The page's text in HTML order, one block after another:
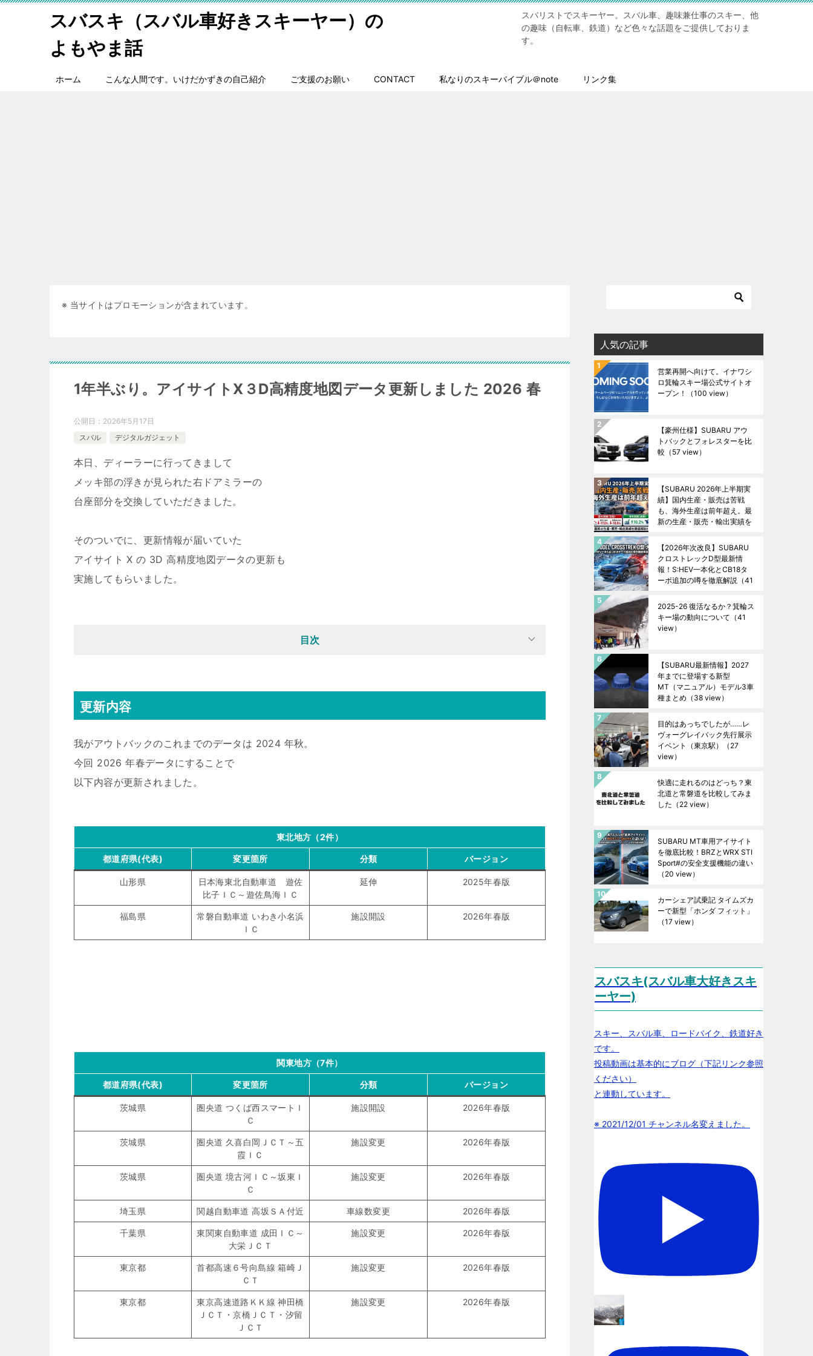
スバスキ（スバル車好きスキーヤー）の
よもやま話
スバリストでスキーヤー。スバル車、趣味兼仕事のスキー、他
の趣味（自転車、鉄道）など色々な話題をご提供しておりま
す。
ホーム こんな人間です。いけだかずきの自己紹介 ご支援のお願い CONTACT 私なりのスキーバイブル＠note リンク集
※ 当サイトはプロモーションが含まれています。
1年半ぶり。アイサイトX３D高精度地図データ更新しました 2026 春
公開日： 2026年5月17日
スバル
デジタルガジェット
本日、ディーラーに行ってきまして
メッキ部の浮きが見られた右ドアミラーの
台座部分を交換していただきました。
そのついでに、更新情報が届いていた
アイサイト X の 3D 高精度地図データの更新も
実施してもらいました。
目次
更新内容
我がアウトバックのこれまでのデータは 2024 年秋。
今回 2026 年春データにすることで
以下内容が更新されました。
東北地方（2件）
都道府県(代表) 変更箇所 分類 バージョン
山形県
日本海東北自動車道 遊佐
比子ＩＣ～遊佐鳥海ＩＣ
延伸 2025年春版
福島県
常磐自動車道 いわき小名浜
ＩＣ
施設開設 2026年春版
関東地方（7件）
都道府県(代表) 変更箇所 分類 バージョン
茨城県
圏央道 つくば西スマートＩ
Ｃ
施設開設 2026年春版
茨城県
圏央道 久喜白岡ＪＣＴ～五
霞ＩＣ
施設変更 2026年春版
茨城県
圏央道 境古河ＩＣ～坂東Ｉ
Ｃ
施設変更 2026年春版
埼玉県 関越自動車道 高坂ＳＡ付近 車線数変更 2026年春版
千葉県
東関東自動車道 成田ＩＣ～
大栄ＪＣＴ
施設変更 2026年春版
東京都
首都高速６号向島線 箱崎Ｊ
ＣＴ
施設変更 2026年春版
東京都
東京高速道路ＫＫ線 神田橋
ＪＣＴ・京橋ＪＣＴ・汐留
ＪＣＴ
施設変更 2026年春版
人気の記事
営業再開へ向けて。イナワシ
ロ箕輪スキー場公式サイトオ
ープン！
（100 view）
【豪州仕様】SUBARU アウ
トバックとフォレスターを比
較 （57 view）
【SUBARU 2026年上半期実
績】国内生産・販売は苦戦
も、海外生産は前年超え。最
新の生産・販売・輸出実績を
【2026年次改良】SUBARU
クロストレックD型最新情
報！S:HEV一本化とCB18タ
ーボ追加の噂を徹底解説 （41
2025-26 復活なるか？箕輪ス
キー場の動向について （41
view）
【SUBARU最新情報】2027
年までに登場する新型
MT（マニュアル）モデル3車
種まとめ （38 view）
目的はあっちでしたが……レ
ヴォーグレイバック先行展示
イベント（東京駅）
（27
view）
快適に走れるのはどっち？東
北道と常磐道を比較してみま
した （22 view）
SUBARU MT車用アイサイト
を徹底比較！BRZとWRX STI
Sport#の安全支援機能の違い
（20 view）
カーシェア試乗記 タイムズカ
ーで新型「ホンダ フィット」
（17 view）
スバスキ(スバル車大好きスキ
ーヤー)
スキー、スバル車、ロードバイク、鉄道好き
です。
投稿動画は基本的にブログ（下記リンク参照
ください）
と連動しています。
※ 2021/12/01 チャンネル名変えました。